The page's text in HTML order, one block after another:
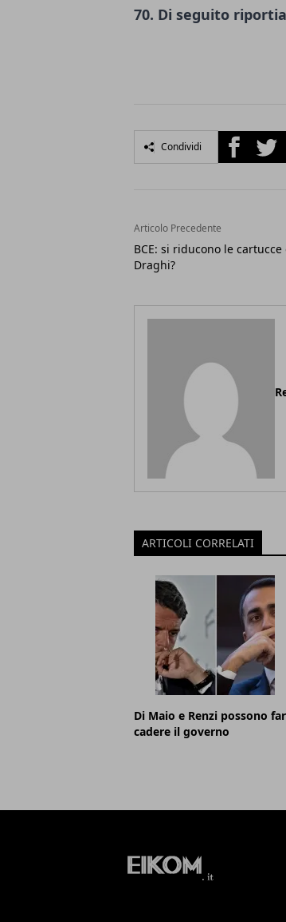
70. Di seguito
Condividi Facebook
Articolo Precedente
BCE: si riducono le
Draghi?
ARTICOLI CORRELATI
Di Maio e Renzi possono far
cadere il governo